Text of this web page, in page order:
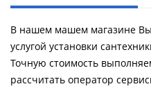
В нашем машем магазине Вы
услугой установки
Точную стоимость
рассчитать оператор